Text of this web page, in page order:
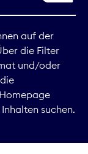
auf der
die Filter
und/oder
suchen.